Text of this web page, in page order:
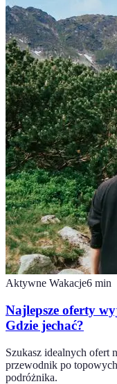
Aktywne Wakacje6 min
Najlepsze oferty
Gdzie jechać?
Szukasz idealnych ofert
przewodnik po
podróżnika.